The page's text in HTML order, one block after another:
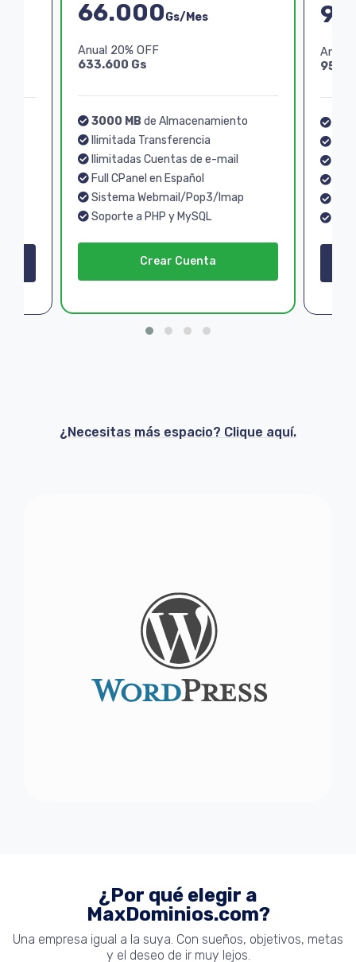
66.000Gs/Mes
Anual 20% OFF
633.600 Gs
3000 MB de Almacenamiento
Ilimitada Transferencia
Ilimitadas Cuentas de e-mail
Full CPanel en Español
Sistema Webmail/Pop3/Imap
Soporte a PHP y MySQL
Crear Cuenta
Anual
¿Necesitas más espacio? Clique aquí.
¿Por qué elegir a
MaxDominios.com?
Una empresa igual a la suya. Con sueños, objetivos, metas
y el deseo de ir muy lejos.